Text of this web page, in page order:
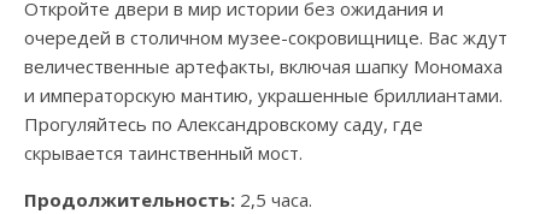
Откройте двери в мир истории без ожидания и
очередей в столичном музее-сокровищнице. Вас ждут
величественные артефакты, включая шапку Мономаха
и императорскую мантию, украшенные бриллиантами.
Прогуляйтесь по Александровскому саду, где
скрывается таинственный мост.
Продолжительность: 2,5 часа.